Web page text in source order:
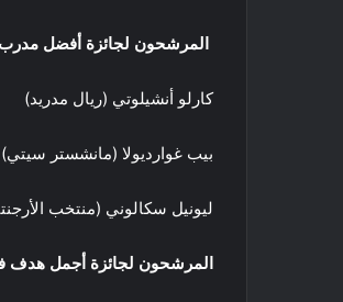
المرشحون لجائزة أفضل
كارلو أنشيلوتي (ريال مدريد)
بيب غوارديولا (مانشستر سيتي)
ليونيل سكالوني (منتخب
المرشحون لجائزة أجمل هدف